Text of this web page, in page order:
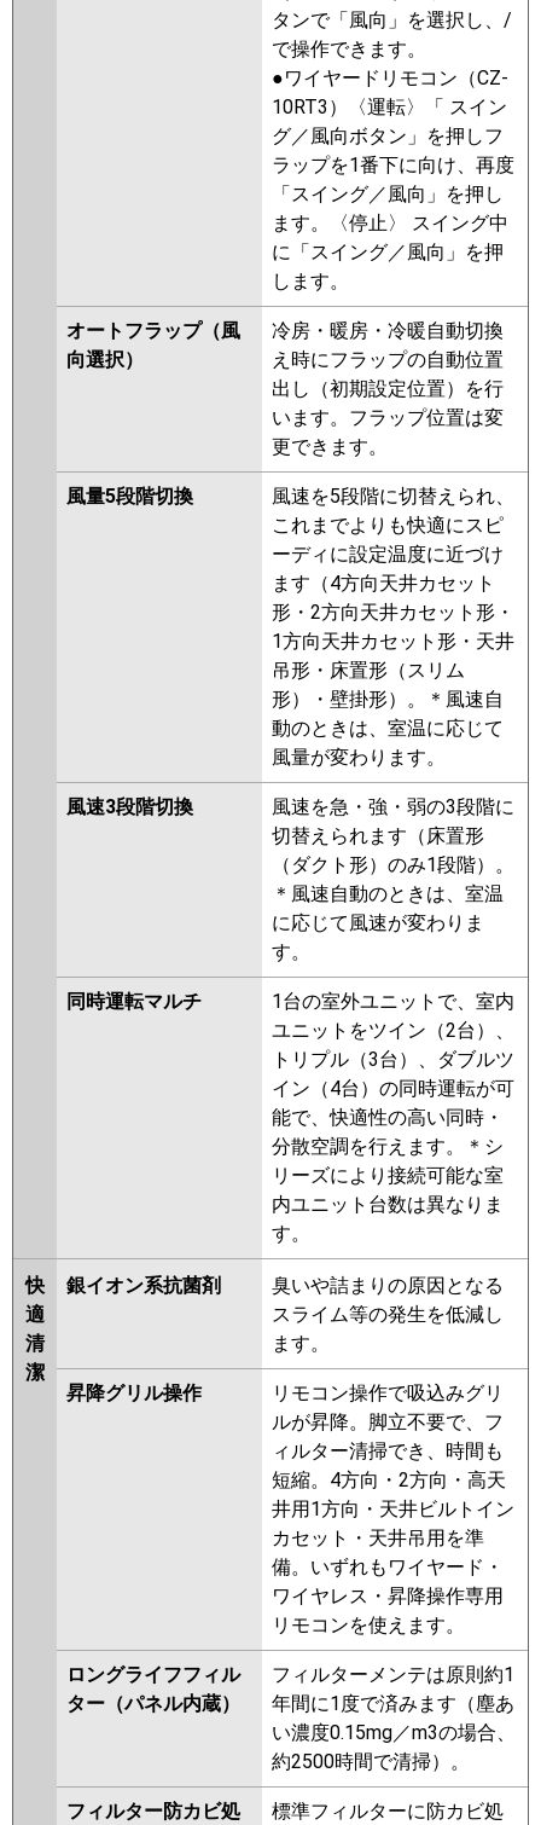
タンで「風向」を選択し、/
で操作できます。
●ワイヤードリモコン（CZ-
10RT3）〈運転〉「 スイン
グ／風向ボタン」を押しフ
ラップを1番下に向け、再度
「スイング／風向」を押し
ます。〈停止〉 スイング中
に「スイング／風向」を押
します。
オートフラップ（風
向選択）
冷房・暖房・冷暖自動切換
え時にフラップの自動位置
出し（初期設定位置）を行
います。フラップ位置は変
更できます。
風量5段階切換
風速を5段階に切替えられ、
これまでよりも快適にスピ
ーディに設定温度に近づけ
ます（4方向天井カセット
形・2方向天井カセット形・
1方向天井カセット形・天井
吊形・床置形（スリム
形）・壁掛形）。＊風速自
動のときは、室温に応じて
風量が変わります。
風速3段階切換
風速を急・強・弱の3段階に
切替えられます（床置形
（ダクト形）のみ1段階）。
＊風速自動のときは、室温
に応じて風速が変わりま
す。
同時運転マルチ
1台の室外ユニットで、室内
ユニットをツイン（2台）、
トリプル（3台）、ダブルツ
イン（4台）の同時運転が可
能で、快適性の高い同時・
分散空調を行えます。＊シ
リーズにより接続可能な室
内ユニット台数は異なりま
す。
快
適
清
潔
銀イオン系抗菌剤
臭いや詰まりの原因となる
スライム等の発生を低減し
ます。
昇降グリル操作
リモコン操作で吸込みグリ
ルが昇降。脚立不要で、フ
ィルター清掃でき、時間も
短縮。4方向・2方向・高天
井用1方向・天井ビルトイン
カセット・天井吊用を準
備。いずれもワイヤード・
ワイヤレス・昇降操作専用
リモコンを使えます。
ロングライフフィル
ター（パネル内蔵）
フィルターメンテは原則約1
年間に1度で済みます（塵あ
い濃度0.15mg／m3の場合、
約2500時間で清掃）。
フィルター防カビ処
標準フィルターに防カビ処